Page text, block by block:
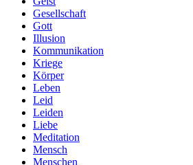
Gesellschaft
Gott
Illusion
Kommunikation
Kriege
Körper
Leben
Leid
Leiden
Liebe
Meditation
Mensch
Menschen